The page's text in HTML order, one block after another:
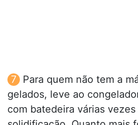
Para quem não tem a
gelados, leve ao
com batedeira várias